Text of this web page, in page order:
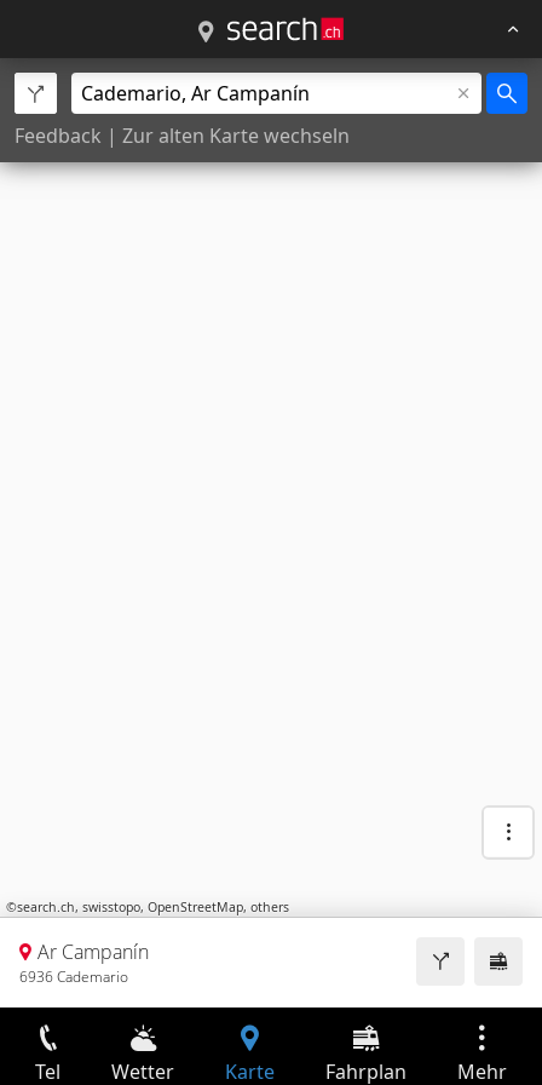
Feedback | Zur alten Karte wechseln
©search.ch, swisstopo, OpenStreetMap, others
Ar Campanín
6936 Cademario
Tel Wetter Karte Fahrplan Mehr